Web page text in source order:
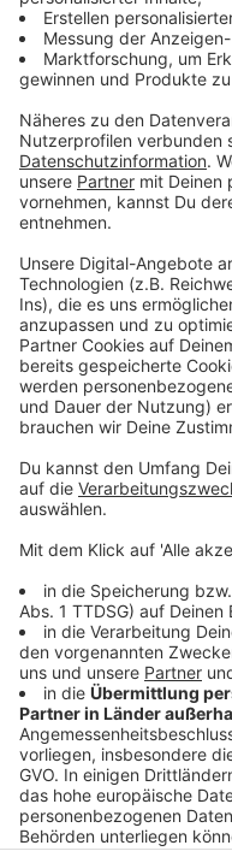
Die Besatzung
den seltsamen Nebel.
hier eine
Anzeige
©Copyright:
Manager Magnus
Doch die Angst auf
Anzeige
© Copyright:
Der Nebel wird
Angst. Auf der
Anzeige
Anzeige